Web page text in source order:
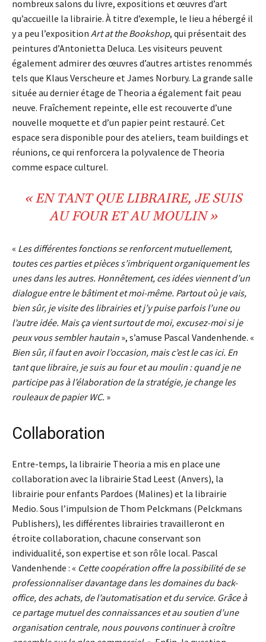
nombreux salons du livre, expositions et œuvres d’art
qu’accueille la librairie. À titre d’exemple, le lieu a hébergé il
y a peu l’exposition Art at the Bookshop, qui présentait des
peintures d’Antonietta Deluca. Les visiteurs peuvent
également admirer des œuvres d’autres artistes renommés
tels que Klaus Verscheure et James Norbury. La grande salle
située au dernier étage de Theoria a également fait peau
neuve. Fraîchement repeinte, elle est recouverte d’une
nouvelle moquette et d’un papier peint restauré. Cet
espace sera disponible pour des ateliers, team buildings et
réunions, ce qui renforcera la polyvalence de Theoria
comme espace culturel.
« EN TANT QUELIBRAIRE, JE SUIS
AU FOUR ET AUMOULIN»
« Les différentes fonctions se renforcent mutuellement,
toutes ces parties et pièces s’imbriquent organiquement les
unes dans les autres. Honnêtement, ces idées viennent d’un
dialogue entre le bâtiment et moi-même. Partout où je vais,
bien sûr, je visite des librairies et j’y puise parfois l’une ou
l’autre idée. Mais ça vient surtout de moi, excusez-moi si je
peux vous sembler hautain », s’amuse Pascal Vandenhende. «
Bien sûr, il faut en avoir l’occasion, mais c’est le cas ici. En
tant que libraire, je suis au four et au moulin : quand je ne
participe pas à l’élaboration de la stratégie, je change les
rouleaux de papier WC. »
Collaboration
Entre-temps, la librairie Theoria a mis en place une
collaboration avec la librairie Stad Leest (Anvers), la
librairie pour enfants Pardoes (Malines) et la librairie
Medio. Sous l’impulsion de Thom Pelckmans (Pelckmans
Publishers), les différentes librairies travailleront en
étroite collaboration, chacune conservant son
individualité, son expertise et son rôle local. Pascal
Vandenhende : « Cette coopération offre la possibilité de se
professionnaliser davantage dans les domaines du back-
office, des achats, de l’automatisation et du service. Grâce à
ce partage mutuel des connaissances et au soutien d’une
organisation centrale, nous pouvons continuer à croître